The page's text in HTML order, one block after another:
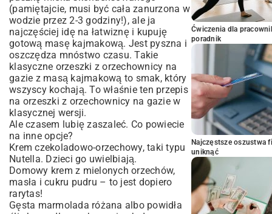
(pamiętajcie, musi być cała zanurzona w
wodzie przez 2-3 godziny!), ale ja
najczęściej idę na łatwiznę i kupuję
gotową masę kajmakową. Jest pyszna i
oszczędza mnóstwo czasu. Takie
klasyczne orzeszki z orzechownicy na
gazie z masą kajmakową to smak, który
wszyscy kochają. To właśnie ten przepis
na orzeszki z orzechownicy na gazie w
klasycznej wersji.
Ale czasem lubię zaszaleć. Co powiecie
na inne opcje?
Krem czekoladowo-orzechowy, taki typu
Nutella. Dzieci go uwielbiają.
Domowy krem z mielonych orzechów,
masła i cukru pudru – to jest dopiero
rarytas!
Gęsta marmolada różana albo powidła
Ćwiczenia dla
poradnik
Najczęstsze oszustwa
uniknąć